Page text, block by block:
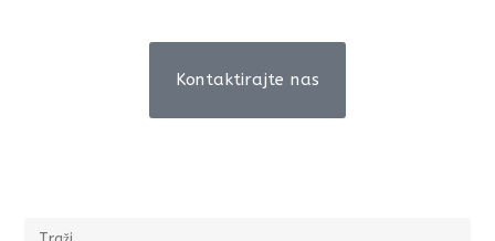
Kontaktirajte nas